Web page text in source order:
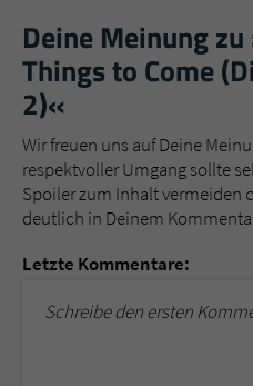
Deine Meinung
Things to Come
2)«
Wir freuen uns auf Deine
respektvoller Umgang sollte
Spoiler zum Inhalt vermeiden
deutlich in Deinem
Letzte Kommentare:
Schreibe den ersten